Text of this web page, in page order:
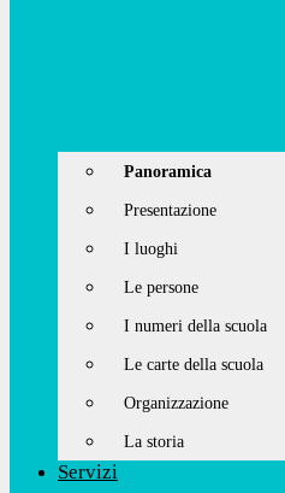
Panoramica
Presentazione
I luoghi
Le persone
I numeri della scuola
Le carte della scuola
Organizzazione
La storia
Servizi